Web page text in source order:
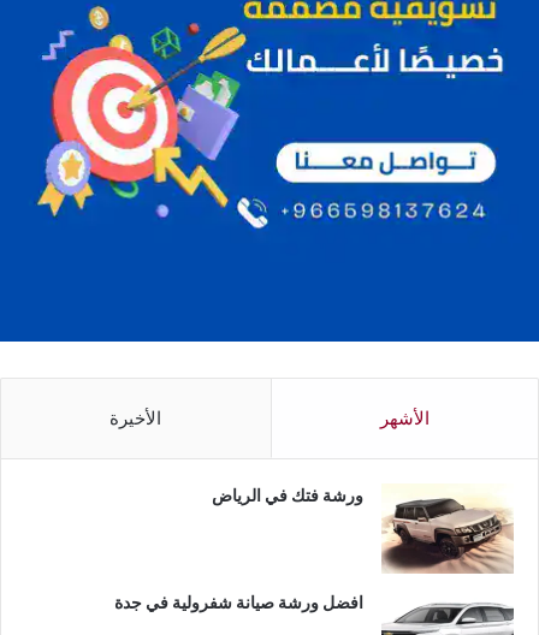
الأشهر الأخيرة
ورشة فتك في الرياض
افضل ورشة صيانة شفرولية في جدة